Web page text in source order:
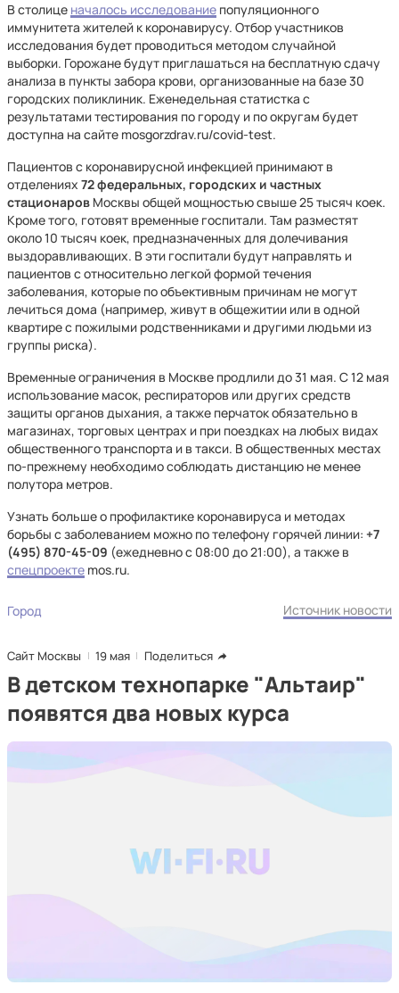
В столице началось исследование популяционного
иммунитета жителей к коронавирусу. Отбор участников
исследования будет проводиться методом случайной
выборки. Горожане будут приглашаться на бесплатную сдачу
анализа в пункты забора крови, организованные на базе 30
городских поликлиник. Еженедельная статистка с
результатами тестирования по городу и по округам будет
доступна на сайте mosgorzdrav.ru/covid-test.
Пациентов с коронавирусной инфекцией принимают в
отделениях 72 федеральных, городских и частных
стационаров Москвы общей мощностью свыше 25 тысяч коек.
Кроме того, готовят временные госпитали. Там разместят
около 10 тысяч коек, предназначенных для долечивания
выздоравливающих. В эти госпитали будут направлять и
пациентов с относительно легкой формой течения
заболевания, которые по объективным причинам не могут
лечиться дома (например, живут в общежитии или в одной
квартире с пожилыми родственниками и другими людьми из
группы риска).
Временные ограничения в Москве продлили до 31 мая. С 12 мая
использование масок, респираторов или других средств
защиты органов дыхания, а также перчаток обязательно в
магазинах, торговых центрах и при поездках на любых видах
общественного транспорта и в такси. В общественных местах
по-прежнему необходимо соблюдать дистанцию не менее
полутора метров.
Узнать больше о профилактике коронавируса и методах
борьбы с заболеванием можно по телефону горячей линии: +7
(495) 870-45-09 (ежедневно с 08:00 до 21:00), а также в
спецпроекте mos.ru.
Город Источник новости
Сайт Москвы 19 мая Поделиться
В детском технопарке "Альтаир"
появятся два новых курса